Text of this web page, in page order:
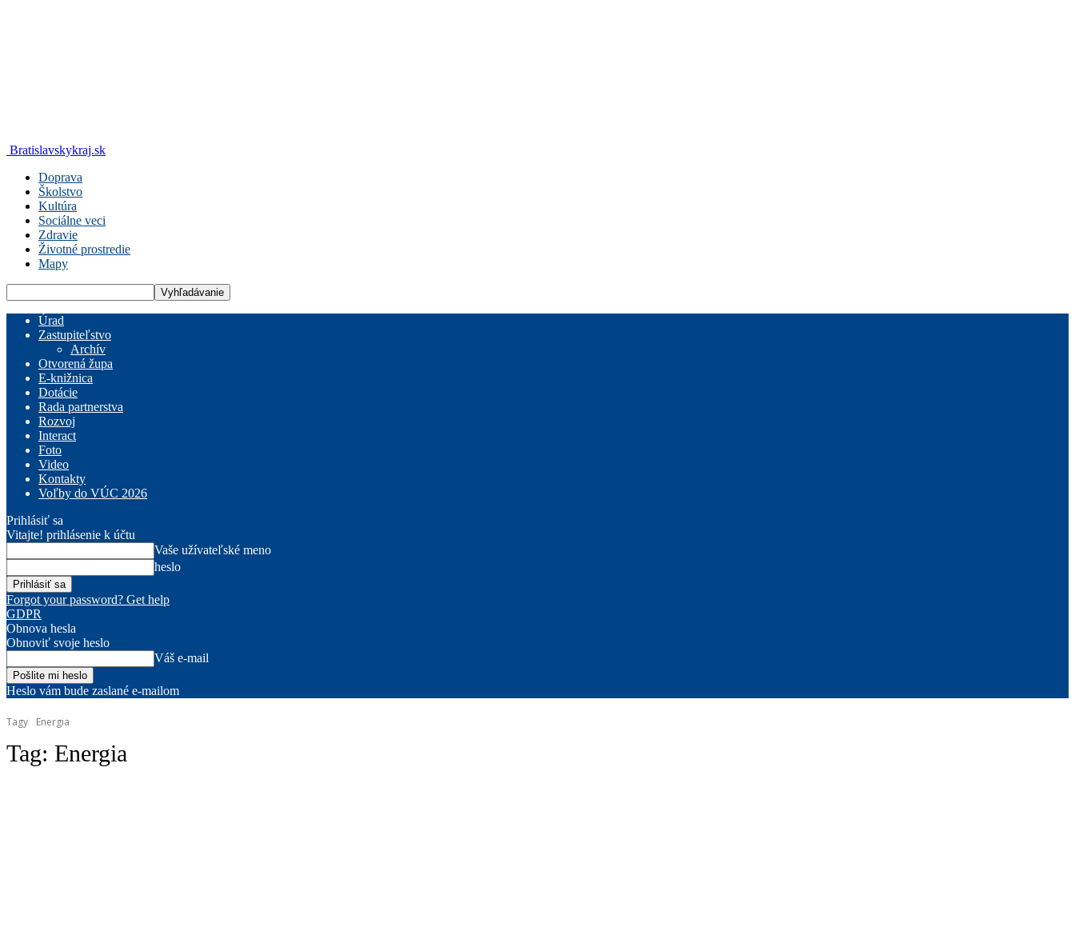
Bratislavskykraj.sk
Doprava
Školstvo
Kultúra
Sociálne veci
Zdravie
Životné prostredie
Mapy
Úrad
Zastupiteľstvo
Archív
Otvorená župa
E-knižnica
Dotácie
Rada partnerstva
Rozvoj
Interact
Foto
Video
Kontakty
Voľby do VÚC 2026
Prihlásiť sa
Vitajte! prihlásenie k účtu
Vaše užívateľské meno
heslo
Forgot your password? Get help
GDPR
Obnova hesla
Obnoviť svoje heslo
Váš e-mail
Heslo vám bude zaslané e-mailom
Tagy Energia
Tag: Energia